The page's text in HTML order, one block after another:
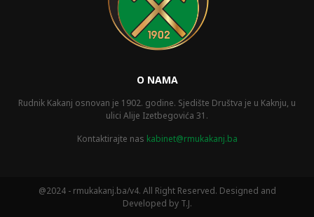
O NAMA
Rudnik Kakanj osnovan je 1902. godine. Sjedište Društva je u Kaknju, u
ulici Alije Izetbegovića 31.
Kontaktirajte nas kabinet@rmukakanj.ba
@2024 - rmukakanj.ba/v4. All Right Reserved. Designed and
Developed by T.J.